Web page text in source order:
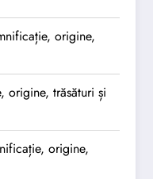
origine,
origine, trăsături și
origine,